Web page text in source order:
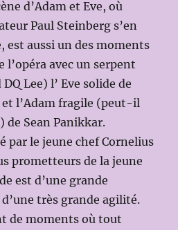
d’Adam et Eve, où
Paul Steinberg s’en
aussi un des moments
l’opéra avec un serpent
Lee) l’ Eve solide de
l’Adam fragile (peut-il
de Sean Panikkar.
par le jeune chef Cornelius
prometteurs de la jeune
est d’une grande
très grande agilité.
de moments où tout